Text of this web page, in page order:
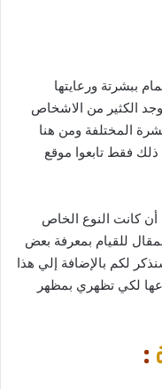
ببشرتة ورعايتها
الكثير من الاشخاص
المختلفة ومن هنا
فقط تابعوا موقع
كانت النوع الخاص
للقيام بمعرفة بعض
لكم بالإضافة إلي هذا
لكي تظهري بمظهر
: